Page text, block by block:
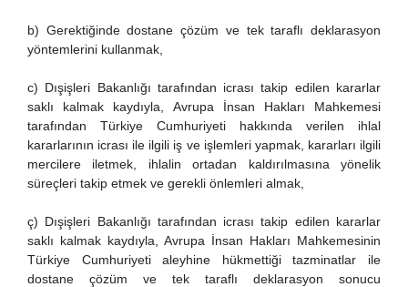
b) Gerektiğinde dostane çözüm ve tek taraflı deklarasyon
yöntemlerini kullanmak,
c) Dışişleri Bakanlığı tarafından icrası takip edilen kararlar
saklı kalmak kaydıyla, Avrupa İnsan Hakları Mahkemesi
tarafından Türkiye Cumhuriyeti hakkında verilen ihlal
kararlarının icrası ile ilgili iş ve işlemleri yapmak, kararları ilgili
mercilere iletmek, ihlalin ortadan kaldırılmasına yönelik
süreçleri takip etmek ve gerekli önlemleri almak,
ç) Dışişleri Bakanlığı tarafından icrası takip edilen kararlar
saklı kalmak kaydıyla, Avrupa İnsan Hakları Mahkemesinin
Türkiye Cumhuriyeti aleyhine hükmettiği tazminatlar ile
dostane çözüm ve tek taraflı deklarasyon sonucu